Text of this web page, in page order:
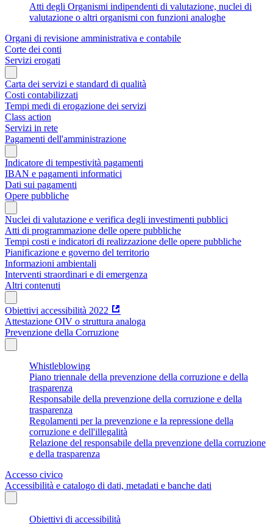
Atti degli Organismi indipendenti di valutazione, nuclei di
valutazione o altri organismi con funzioni analoghe
Organi di revisione amministrativa e contabile
Corte dei conti
Servizi erogati
Carta dei servizi e standard di qualità
Costi contabilizzati
Tempi medi di erogazione dei servizi
Class action
Servizi in rete
Pagamenti dell'amministrazione
Indicatore di tempestività pagamenti
IBAN e pagamenti informatici
Dati sui pagamenti
Opere pubbliche
Nuclei di valutazione e verifica degli investimenti pubblici
Atti di programmazione delle opere pubbliche
Tempi costi e indicatori di realizzazione delle opere pubbliche
Pianificazione e governo del territorio
Informazioni ambientali
Interventi straordinari e di emergenza
Altri contenuti
Obiettivi accessibilità 2022
Attestazione OIV o struttura analoga
Prevenzione della Corruzione
Whistleblowing
Piano triennale della prevenzione della corruzione e della
trasparenza
Responsabile della prevenzione della corruzione e della
trasparenza
Regolamenti per la prevenzione e la repressione della
corruzione e dell'illegalità
Relazione del responsabile della prevenzione della corruzione
e della trasparenza
Accesso civico
Accessibilità e catalogo di dati, metadati e banche dati
Obiettivi di accessibilità